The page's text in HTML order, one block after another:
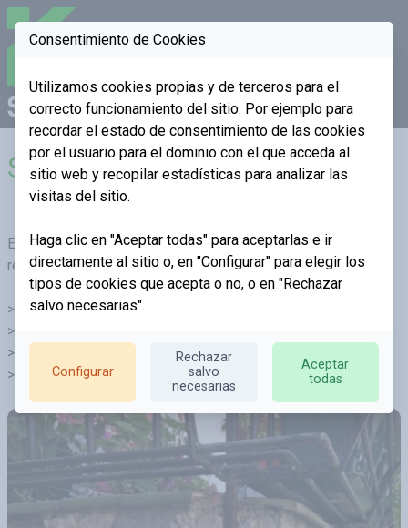
Servicios
Reconstrucción
estructural
Empresa dedicada a los trabajos verticales en Bizkaia,
realizamos todo tipo de trabajos estructurales.
> Reforzamos estructuras.
> Reforzamos pilares.
> Forjados.
> Etc...
Consentimiento de Cookies
Utilizamos cookies propias y de terceros para el
correcto funcionamiento del sitio. Por ejemplo para
recordar el estado de consentimiento de las cookies
por el usuario para el dominio con el que acceda al
sitio web y recopilar estadísticas para analizar las
visitas del sitio.
Haga clic en "Aceptar todas" para aceptarlas e ir
directamente al sitio o, en "Configurar" para elegir los
tipos de cookies que acepta o no, o en "Rechazar
salvo necesarias".
Configurar
Rechazar
salvo
necesarias
Aceptar
todas